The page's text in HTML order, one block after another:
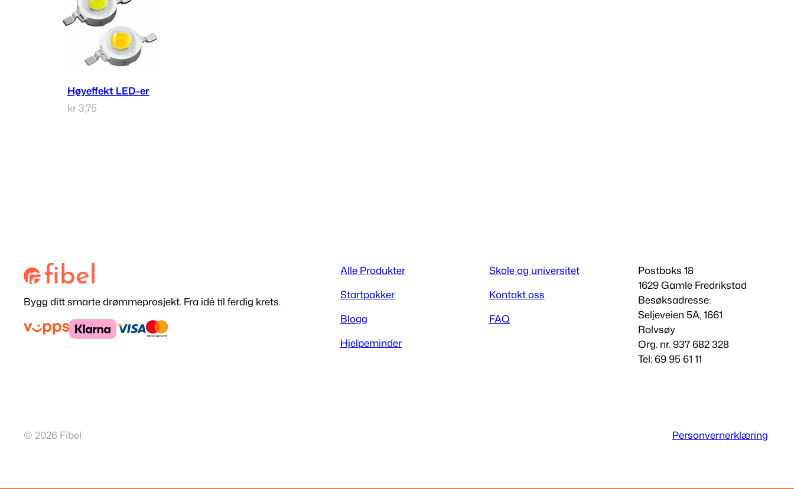
Høyeffekt LED-er
kr 3,75
Bygg ditt smarte drømmeprosjekt. Fra idé til ferdig krets.
Alle Produkter
Startpakker
Blogg
Hjelpeminder
Skole og universitet
Kontakt oss
FAQ
Postboks 18
1629 Gamle Fredrikstad
Besøksadresse:
Seljeveien 5A, 1661
Rolvsøy
Org. nr. 937 682 328
Tel: 69 95 61 11
© 2026 Fibel Personvernerklæring